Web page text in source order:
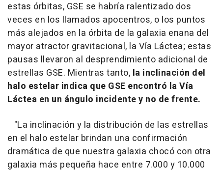
estas órbitas, GSE se habría ralentizado dos
veces en los llamados apocentros, o los puntos
más alejados en la órbita de la galaxia enana del
mayor atractor gravitacional, la Vía Láctea; estas
pausas llevaron al desprendimiento adicional de
estrellas GSE. Mientras tanto, la inclinación del
halo estelar indica que GSE encontró la Vía
Láctea en un ángulo incidente y no de frente.
"La inclinación y la distribución de las estrellas
en el halo estelar brindan una confirmación
dramática de que nuestra galaxia chocó con otra
galaxia más pequeña hace entre 7.000 y 10.000